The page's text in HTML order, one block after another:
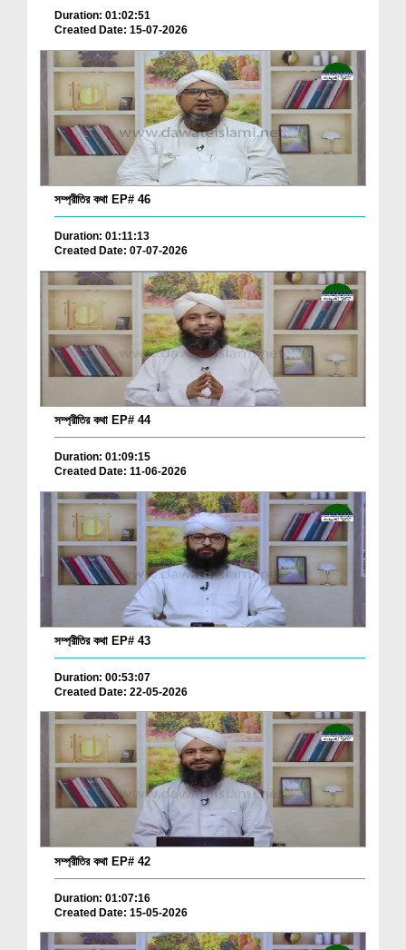
Duration: 01:02:51
Created Date: 15-07-2026
সম্প্রীতির কথা EP# 46
Duration: 01:11:13
Created Date: 07-07-2026
সম্প্রীতির কথা EP# 44
Duration: 01:09:15
Created Date: 11-06-2026
সম্প্রীতির কথা EP# 43
Duration: 00:53:07
Created Date: 22-05-2026
সম্প্রীতির কথা EP# 42
Duration: 01:07:16
Created Date: 15-05-2026